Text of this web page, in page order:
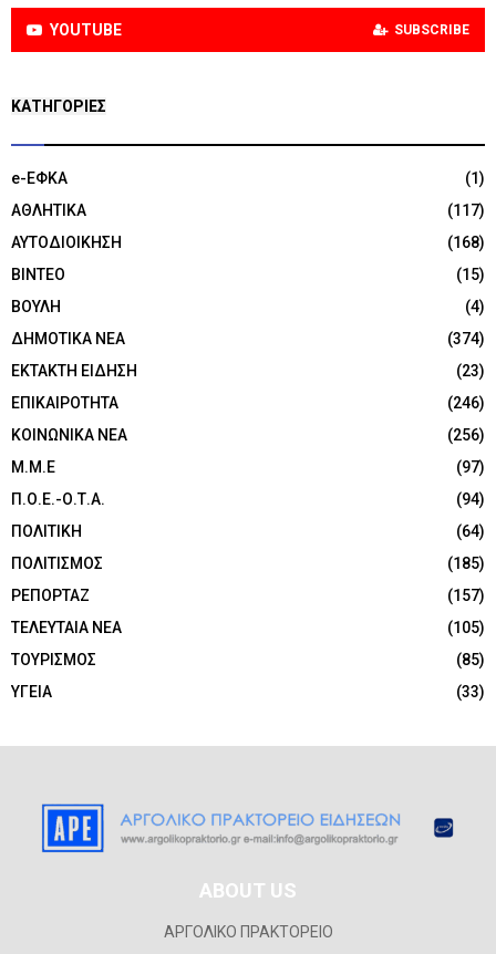
YOUTUBE SUBSCRIBE
KΑΤΗΓΟΡΊΕΣ
e-ΕΦΚΑ
(1)
ΑΘΛΗΤΙΚΑ
(117)
ΑΥΤΟΔΙΟΙΚΗΣΗ
(168)
ΒΙΝΤΕΟ
(15)
ΒΟΥΛΗ
(4)
ΔΗΜΟΤΙΚΑ ΝΕΑ
(374)
ΕΚΤΑΚΤΗ ΕΙΔΗΣΗ
(23)
ΕΠΙΚΑΙΡΟΤΗΤΑ
(246)
ΚΟΙΝΩΝΙΚΑ ΝΕΑ
(256)
Μ.Μ.Ε
(97)
Π.Ο.Ε.-Ο.Τ.Α.
(94)
ΠΟΛΙΤΙΚΗ
(64)
ΠΟΛΙΤΙΣΜΟΣ
(185)
ΡΕΠΟΡΤΑΖ
(157)
ΤΕΛΕΥΤΑΙΑ ΝΕΑ
(105)
ΤΟΥΡΙΣΜΟΣ
(85)
ΥΓΕΙΑ
(33)
ABOUT US
ΑΡΓΟΛΙΚΟ ΠΡΑΚΤΟΡΕΙΟ